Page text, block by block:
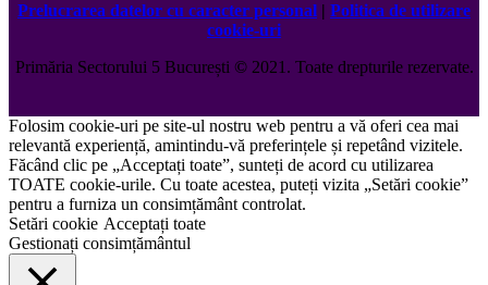
Prelucrarea datelor cu caracter personal | Politica de utilizare
cookie-uri
Primăria Sectorului 5 București ©️2021. Toate drepturile rezervate.
Folosim cookie-uri pe site-ul nostru web pentru a vă oferi cea mai
relevantă experiență, amintindu-vă preferințele și repetând vizitele.
Făcând clic pe „Acceptați toate”, sunteți de acord cu utilizarea
TOATE cookie-urile. Cu toate acestea, puteți vizita „Setări cookie”
pentru a furniza un consimțământ controlat.
Setări cookie Acceptați toate
Gestionați consimțământul